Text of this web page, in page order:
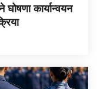
कार्यान्वयन